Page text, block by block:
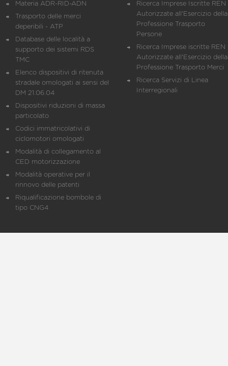
Materia ADR-RID-ADN
Trasporto delle merci
deperibili - ATP
Database delle località a
supporto dei sistemi RDS
TMC
Elenco dispositivi di ritenuta
stradale omologati ai sensi del
DM 21.06.04
Dispositivi riduzioni di massa
particolato
Codici immatricolativi di
ciclomotori omologati
Modalità di collegamento al
CED motorizzazione
Modalità operative per il
rinnovo delle patenti
Riqualificazione bombole di
tipo CNG4
Ricerca Imprese Iscritte REN
Autorizzate all'Esercizio della
Professione Trasporto
Persone
Ricerca Imprese iscritte REN
Autorizzate all'Esercizio della
Professione Trasporto Merci
Ricerca Servizi di Linea
Interregionali